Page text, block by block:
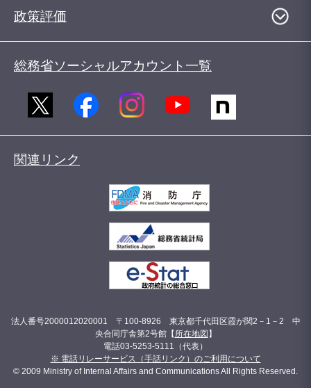
政策評価
総務省ソーシャルアカウント一覧
関連リンク
法人番号2000012020001 〒100-8926 東京都千代田区霞が関2－1－2 中
央合同庁舎第2号館【 所在地図 】
電話03-5253-5111（代表）
※ 電話リレーサービス（手話リンク）のご利用について
© 2009 Ministry of Internal Affairs and Communications All Rights Reserved.